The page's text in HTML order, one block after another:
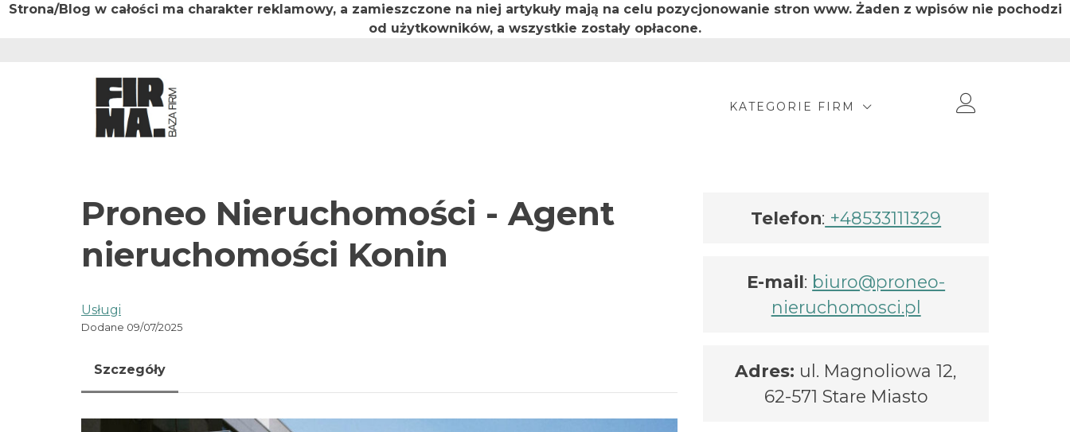
Strona/Blog w całości ma charakter reklamowy, a zamieszczone na niej artykuły mają na celu pozycjonowanie stron www. Żaden z wpisów nie pochodzi
od użytkowników, a wszystkie zostały opłacone.
KATEGORIE FIRM
Proneo Nieruchomości - Agent
nieruchomości Konin
Usługi
Dodane 09/07/2025
Szczegóły
Telefon: +48533111329
E-mail: biuro@proneo-
nieruchomosci.pl
Adres: ul. Magnoliowa 12,
62-571 Stare Miasto